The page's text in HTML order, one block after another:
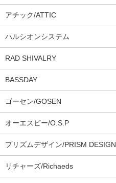
アチック/ATTIC
ハルシオンシステム
RAD SHIVALRY
BASSDAY
ゴーセン/GOSEN
オーエスピー/O.S.P
プリズムデザイン/PRISM DESIGN
リチャーズ/Richaeds